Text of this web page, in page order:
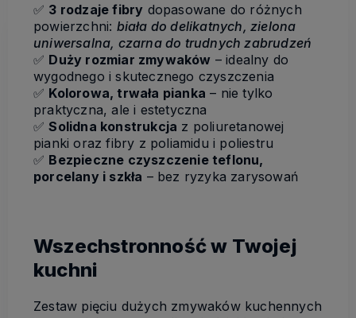
✅ 3 rodzaje fibry dopasowane do różnych
powierzchni: biała do delikatnych, zielona
uniwersalna, czarna do trudnych zabrudzeń
✅ Duży rozmiar zmywaków – idealny do
wygodnego i skutecznego czyszczenia
✅ Kolorowa, trwała pianka – nie tylko
praktyczna, ale i estetyczna
✅ Solidna konstrukcja z poliuretanowej
pianki oraz fibry z poliamidu i poliestru
✅ Bezpieczne czyszczenie teflonu,
porcelany i szkła – bez ryzyka zarysowań
Wszechstronność w Twojej
kuchni
Zestaw pięciu dużych zmywaków kuchennych